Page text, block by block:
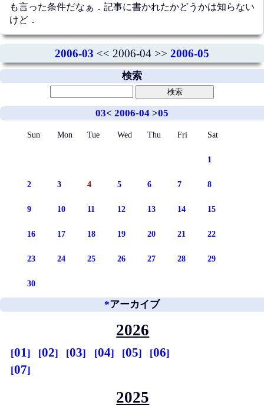
も言った条件だなぁ．記事に書かれたかどうかは知らない
けど．
2006-03 << 2006-04 >> 2006-05
検索
03< 2006-04 >05
Sun Mon Tue Wed Thu Fri Sat
1
2 3 4 5 6 7 8
9 10 11 12 13 14 15
16 17 18 19 20 21 22
23 24 25 26 27 28 29
30
*アーカイブ
2026
01 02 03 04 05
06
07
2025